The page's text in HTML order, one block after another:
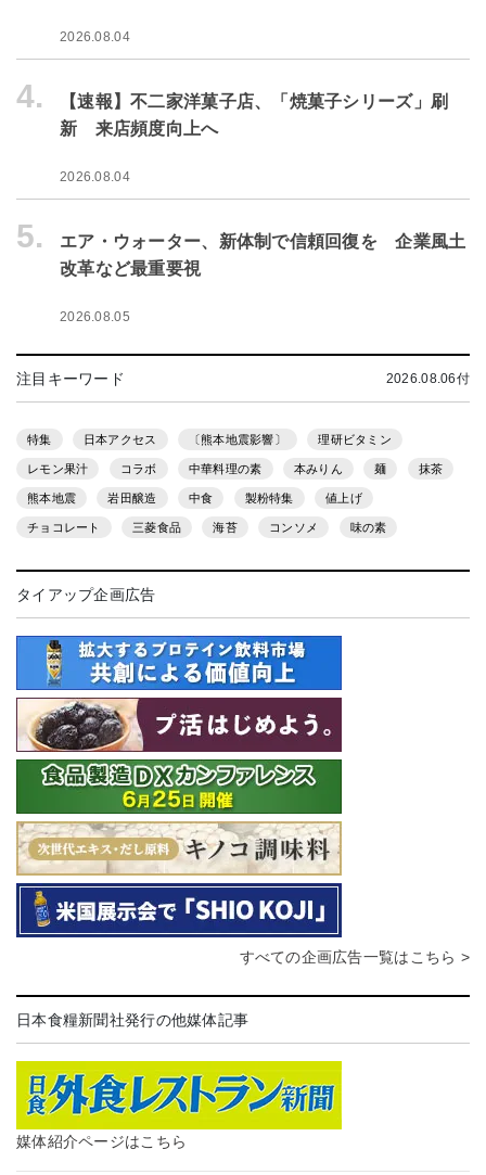
2026.08.04
4.
【速報】不二家洋菓子店、「焼菓子シリーズ」刷
新 来店頻度向上へ
2026.08.04
5.
エア・ウォーター、新体制で信頼回復を 企業風土
改革など最重要視
2026.08.05
注目キーワード 2026.08.06付
特集 日本アクセス 〔熊本地震影響〕 理研ビタミン
レモン果汁 コラボ 中華料理の素 本みりん 麺 抹茶
熊本地震 岩田醸造 中食 製粉特集 値上げ
チョコレート 三菱食品 海苔 コンソメ 味の素
タイアップ企画広告
すべての企画広告一覧はこちら >
日本食糧新聞社発行の他媒体記事
媒体紹介ページはこちら